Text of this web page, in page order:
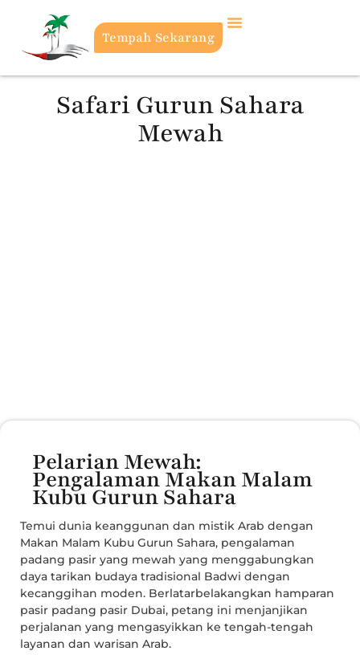
Tempah Sekarang
Safari Gurun Sahara
Mewah
Pelarian Mewah:
Pengalaman Makan Malam
Kubu Gurun Sahara
Temui dunia keanggunan dan mistik Arab dengan
Makan Malam Kubu Gurun Sahara, pengalaman
padang pasir yang mewah yang menggabungkan
daya tarikan budaya tradisional Badwi dengan
kecanggihan moden. Berlatarbelakangkan hamparan
pasir padang pasir Dubai, petang ini menjanjikan
perjalanan yang mengasyikkan ke tengah-tengah
layanan dan warisan Arab.